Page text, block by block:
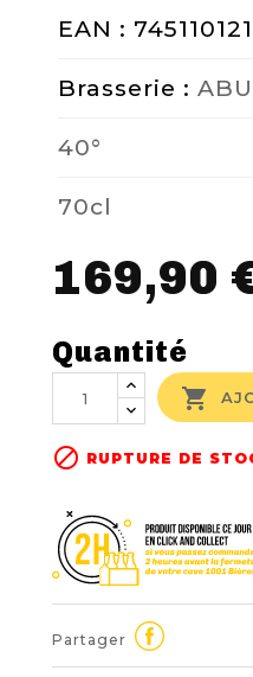
EAN :
Brasserie :
40°
70cl
169,90
Quantité

 RUPTURE DE
Partager